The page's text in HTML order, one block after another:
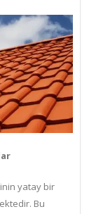
yatay bir
Bu